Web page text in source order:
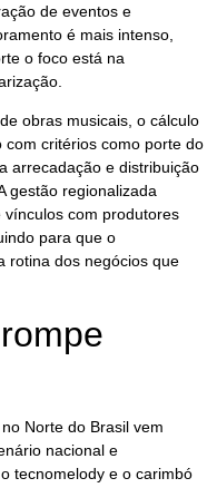
de eventos e
é mais intenso,
o foco está na
obras musicais, o cálculo
critérios como porte do
arrecadação e distribuição
gestão regionalizada
com produtores
para que o
rotina dos negócios que
Norte do Brasil vem
nacional e
tecnomelody e o carimbó